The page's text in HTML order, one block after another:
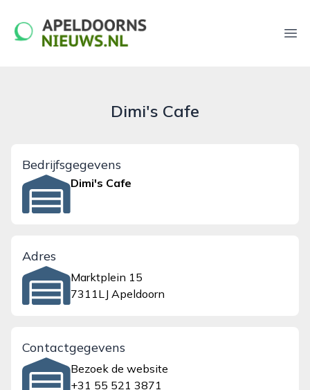
apeldoornsnieuws.nl
Dimi's Cafe
Bedrijfsgegevens
Dimi's Cafe
Adres
Marktplein 15
7311LJ Apeldoorn
Contactgegevens
Bezoek de website
+31 55 521 3871